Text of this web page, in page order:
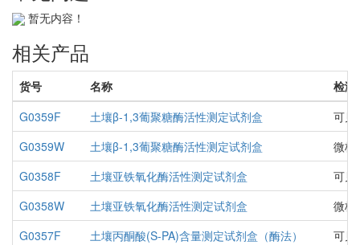
暂无内容！
相关产品
货号 名称
检测
G0359F
土壤β-1,3葡聚糖酶活性测定试剂盒
可见
G0359W
土壤β-1,3葡聚糖酶活性测定试剂盒
微板
G0358F
土壤亚铁氧化酶活性测定试剂盒
可见
G0358W
土壤亚铁氧化酶活性测定试剂盒
微板
G0357F
土壤丙酮酸(S-PA)含量测定试剂盒（酶法）
可见